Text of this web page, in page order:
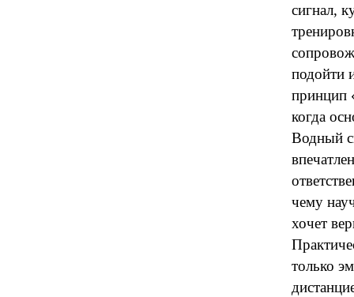
сигнал,
подойти
принцип
когда
Водный
чему
хочет
только